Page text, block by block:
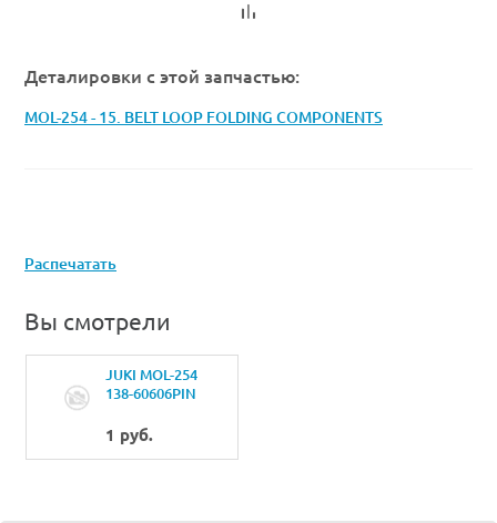
Деталировки с этой запчастью:
MOL-254 - 15. BELT LOOP FOLDING COMPONENTS
Распечатать
Вы смотрели
JUKI MOL-254
138-60606PIN
1 руб.